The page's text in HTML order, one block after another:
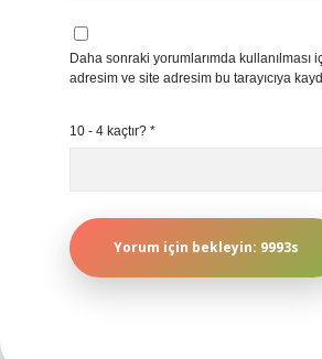
Daha sonraki yorumlarımda kullanılması
adresim ve site adresim bu tarayıcıya
10 - 4 kaçtır? *